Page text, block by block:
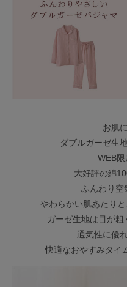
お肌
ダブルガーゼ生
WEB限
大好評の綿
ふんわり空
やわらかい肌あたり
ガーゼ生地は目が粗
通気性に優
快適なおやすみタイ